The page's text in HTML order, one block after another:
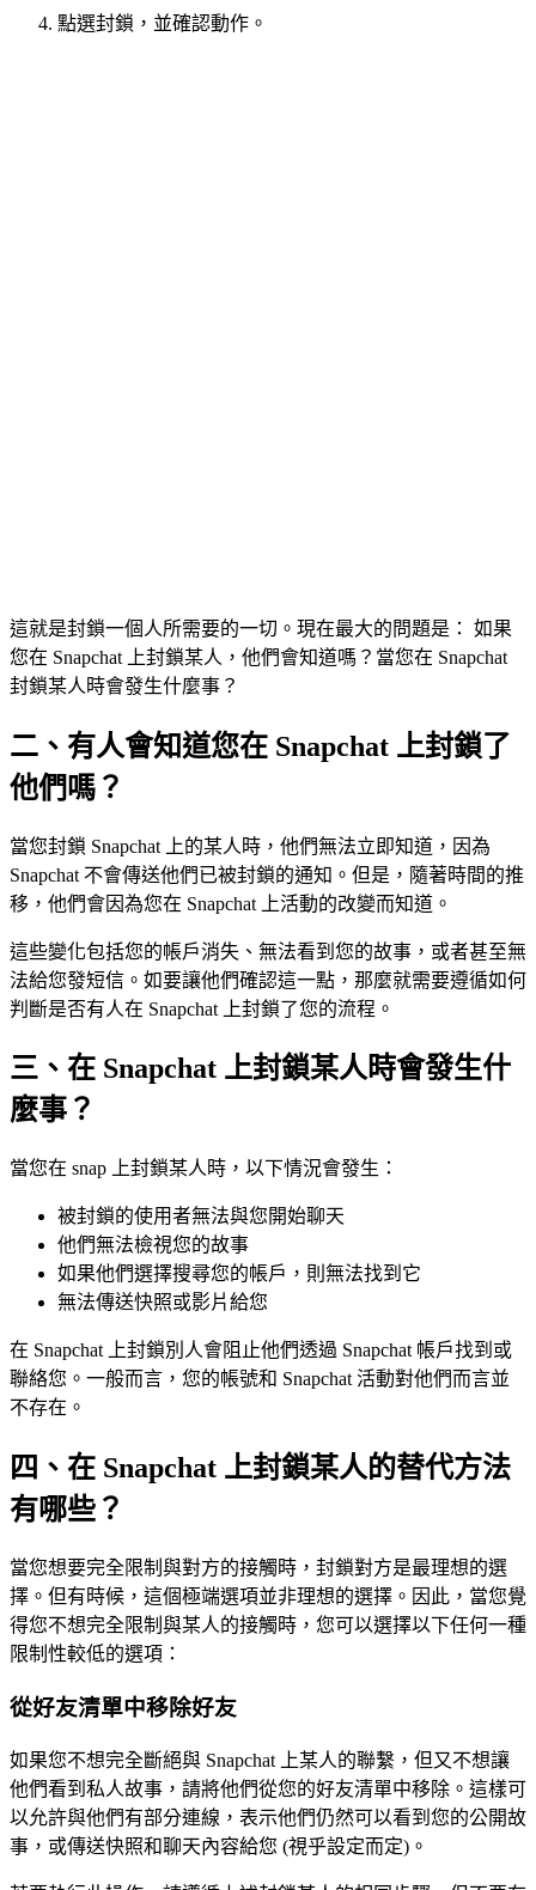
點選封鎖，並確認動作。
這就是封鎖一個人所需要的一切。現在最大的問題是： 如果
您在 Snapchat 上封鎖某人，他們會知道嗎？當您在 Snapchat
封鎖某人時會發生什麼事？
二、有人會知道您在 Snapchat 上封鎖了
他們嗎？
當您封鎖 Snapchat 上的某人時，他們無法立即知道，因為
Snapchat 不會傳送他們已被封鎖的通知。但是，隨著時間的推
移，他們會因為您在 Snapchat 上活動的改變而知道。
這些變化包括您的帳戶消失、無法看到您的故事，或者甚至無
法給您發短信。如要讓他們確認這一點，那麼就需要遵循如何
判斷是否有人在 Snapchat 上封鎖了您的流程。
三、在 Snapchat 上封鎖某人時會發生什
麼事？
當您在 snap 上封鎖某人時，以下情況會發生：
被封鎖的使用者無法與您開始聊天
他們無法檢視您的故事
如果他們選擇搜尋您的帳戶，則無法找到它
無法傳送快照或影片給您
在 Snapchat 上封鎖別人會阻止他們透過 Snapchat 帳戶找到或
聯絡您。一般而言，您的帳號和 Snapchat 活動對他們而言並
不存在。
四、在 Snapchat 上封鎖某人的替代方法
有哪些？
當您想要完全限制與對方的接觸時，封鎖對方是最理想的選
擇。但有時候，這個極端選項並非理想的選擇。因此，當您覺
得您不想完全限制與某人的接觸時，您可以選擇以下任何一種
限制性較低的選項：
從好友清單中移除好友
如果您不想完全斷絕與 Snapchat 上某人的聯繫，但又不想讓
他們看到私人故事，請將他們從您的好友清單中移除。這樣可
以允許與他們有部分連線，表示他們仍然可以看到您的公開故
事，或傳送快照和聊天內容給您 (視乎設定而定)。